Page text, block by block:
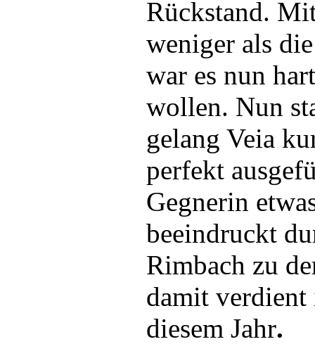
Rückstand.
weniger als
war es nun
wollen. Nun
gelang Veia
perfekt
Gegnerin
beeindruckt
Rimbach zu
damit
diesem Jahr.